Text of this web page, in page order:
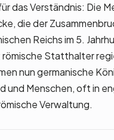
das Verständnis: Die
die der
Reichs im 5.
römische Statthalter
nun germanische
und Menschen, oft in
Verwaltung.